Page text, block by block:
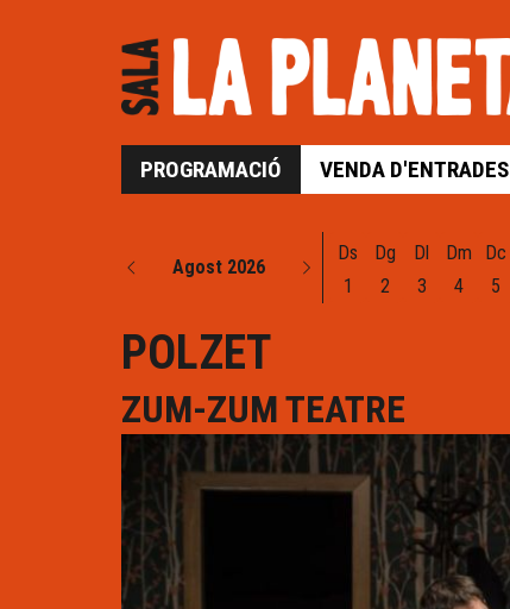
PROGRAMACIÓ VENDA D'ENTRADES
Agost 2026
Ds
1
Dg
2
Dl
3
Dm
4
Dc
5
POLZET
ZUM-ZUM TEATRE